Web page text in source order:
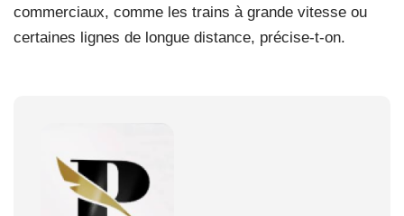
commerciaux, comme les trains à grande vitesse ou
certaines lignes de longue distance, précise-t-on.